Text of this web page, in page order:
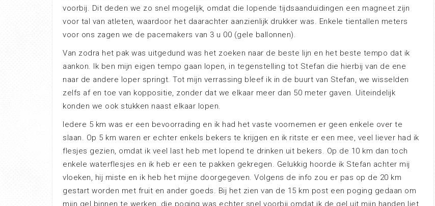
voorbij. Dit deden we zo snel mogelijk, omdat die lopende tijdsaanduidingen een magneet zijn
voor tal van atleten, waardoor het daarachter aanzienlijk drukker was. Enkele tientallen meters
voor ons zagen we de pacemakers van 3 u 00 (gele ballonnen).
Van zodra het pak was uitgedund was het zoeken naar de beste lijn en het beste tempo dat ik
aankon. Ik ben mijn eigen tempo gaan lopen, in tegenstelling tot Stefan die hierbij van de ene
naar de andere loper springt. Tot mijn verrassing bleef ik in de buurt van Stefan, we wisselden
zelfs af en toe van koppositie, zonder dat we elkaar meer dan 50 meter gaven. Uiteindelijk
konden we ook stukken naast elkaar lopen.
Iedere 5 km was er een bevoorrading en ik had het vaste voornemen er geen enkele over te
slaan. Op 5 km waren er echter enkels bekers te krijgen en ik ritste er een mee, veel liever had ik
flesjes gezien, omdat ik veel last heb met lopend te drinken uit bekers. Op de 10 km dan toch
enkele waterflesjes en ik heb er een te pakken gekregen. Gelukkig hoorde ik Stefan achter mij
vloeken, hij miste en ik heb het mijne doorgegeven. Volgens de info zou er pas op de 20 km
gestart worden met fruit en ander goeds. Bij het zien van de 15 km post een poging gedaan om
mijn gel binnen te werken, die poging was echter snel voorbij omdat ik de gel uit mijn handen liet